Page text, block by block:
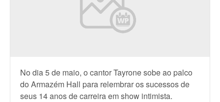
No dia 5 de maio, o cantor Tayrone sobe ao palco
do Armazém Hall para relembrar os sucessos de
seus 14 anos de carreira em show intimista.